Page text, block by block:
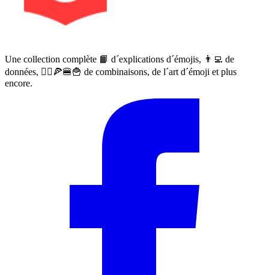
Une collection complète 📙 d´explications d´émojis, 👨‍💻 de
données, 🙅‍♀️🍕🍔🍟 de combinaisons, de l´art d´émoji et plus
encore.